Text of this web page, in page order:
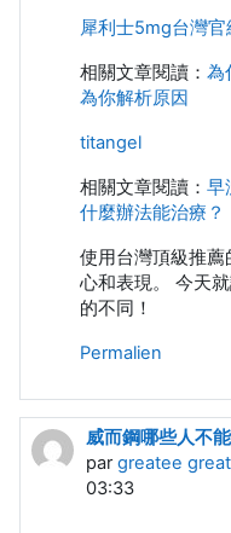
犀利士5mg台灣官
相關文章閱讀： 為
為你解析原因
titangel
相關文章閱讀： 早
什麼辦法能治療？
使用台灣頂級推
心和表現。 今天
的不同！
Permalien
威而鋼哪些人不
pargreatee
03:33